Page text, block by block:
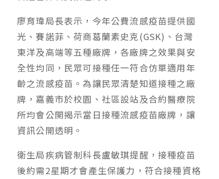
廖育瑋局長表示，今年公費流感疫苗提供國
光、賽諾菲、荷商葛蘭素史克(GSK)、台灣
東洋及高端等五種廠牌，各廠牌之效果與安
全性均同，民眾可接種任一符合仿單適用年
齡之流感疫苗。為讓民眾清楚知道接種之廠
牌，嘉義市於校園、社區設站及合約醫療院
所均會公開揭示當日接種流感疫苗廠牌，讓
資訊公開透明。
衛生局疾病管制科長盧敏琪提醒，接種疫苗
後約需2星期才會產生保護力，符合接種資格